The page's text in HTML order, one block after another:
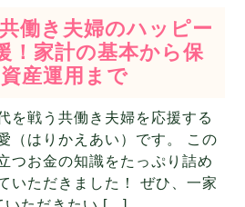
共働き夫婦のハッピー
！家計の基本から保
産運用まで
を戦う共働き夫婦を応援する
はりかえあい）です。 この
つお金の知識をたっぷり詰め
いただきました！ ぜひ、一家